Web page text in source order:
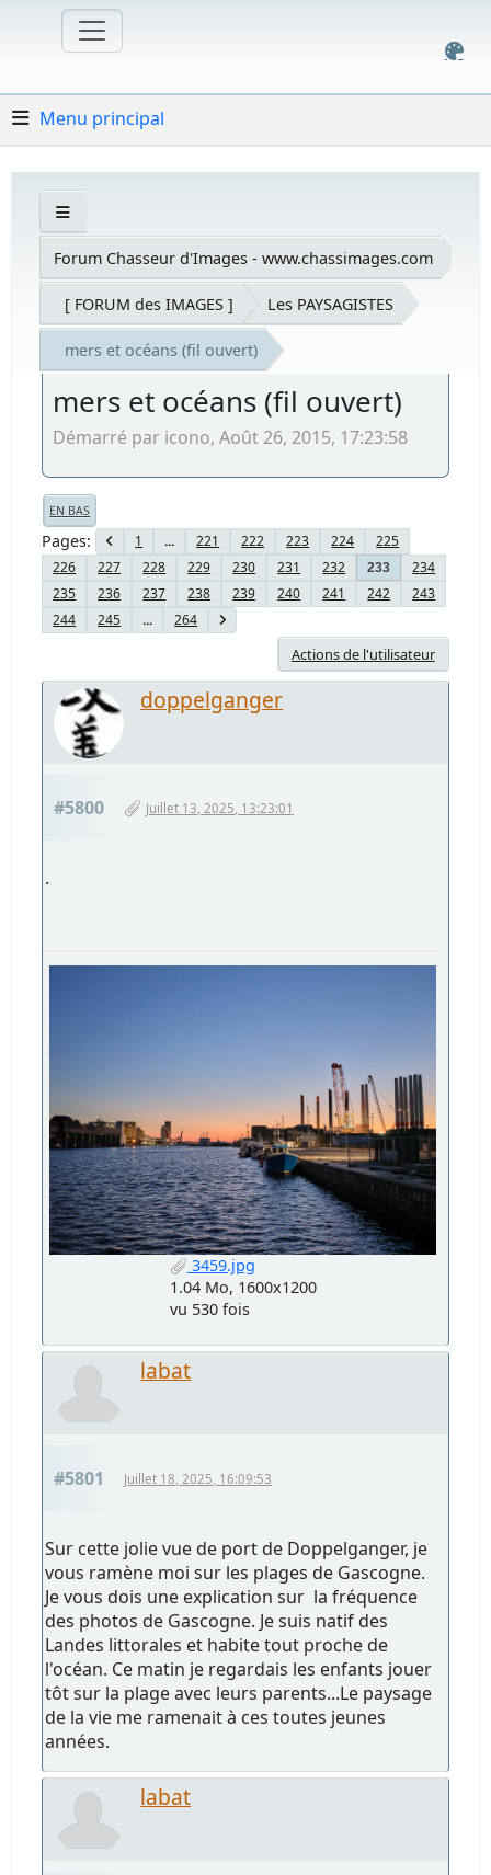
Menu principal
Forum Chasseur d'Images - www.chassimages.com
[ FORUM des IMAGES ] Les PAYSAGISTES
mers et océans (fil ouvert)
mers et océans (fil ouvert)
Démarré par icono, Août 26, 2015, 17:23:58
EN BAS
Pages 1 ... 221 222 223 224
225
226
227 228 229 230 231 232 233
234
235
236 237 238 239 240 241 242
243
244
245 ... 264
Actions de l'utilisateur
doppelganger
#5800 Juillet 13, 2025, 13:23:01
.
3459.jpg
1.04 Mo, 1600x1200
vu 530 fois
labat
#5801 Juillet 18, 2025, 16:09:53
Sur cette jolie vue de port de Doppelganger, je
vous ramène moi sur les plages de Gascogne.
Je vous dois une explication sur la fréquence
des photos de Gascogne. Je suis natif des
Landes littorales et habite tout proche de
l'océan. Ce matin je regardais les enfants jouer
tôt sur la plage avec leurs parents...Le paysage
de la vie me ramenait à ces toutes jeunes
années.
labat